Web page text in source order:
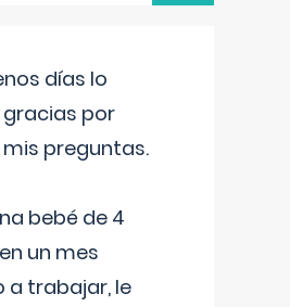
días lo
por
preguntas.
bebé de 4
un mes
a trabajar, le